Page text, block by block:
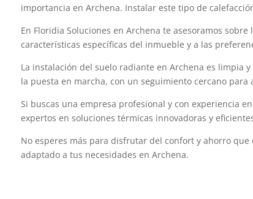
importancia en Archena. Instalar este tipo de
En Floridia Soluciones en Archena te asesoramos
características específicas del inmueble y a las
La instalación del suelo radiante en Archena es limpia
la puesta en marcha, con un seguimiento cercano
Si buscas una empresa profesional y con experiencia
expertos en soluciones térmicas innovadoras y
No esperes más para disfrutar del confort y ahorro
adaptado a tus necesidades en Archena.